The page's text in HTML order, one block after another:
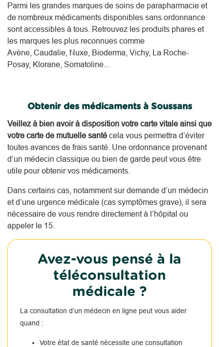
Parmi les grandes marques de soins de parapharmacie et
de nombreux médicaments disponibles sans ordonnance
sont accessibles à tous. Retrouvez les produits phares et
les marques les plus reconnues comme
Avène, Caudalie, Nuxe, Bioderma, Vichy, La Roche-
Posay, Klorane, Somatoline...
Obtenir des médicaments à Soussans
Veillez à bien avoir à disposition votre carte vitale ainsi que
votre carte de mutuelle santé cela vous permettra d’éviter
toutes avances de frais santé. Une ordonnance provenant
d’un médecin classique ou bien de garde peut vous être
utile pour obtenir vos médicaments.
Dans certains cas, notamment sur demande d’un médecin
et d’une urgence médicale (cas symptômes grave), il sera
nécessaire de vous rendre directement à l’hôpital ou
appeler le 15.
Avez-vous pensé à la
téléconsultation
médicale ?
La consultation d’un médecin en ligne peut vous aider
quand :
Votre état de santé nécessite une consultation